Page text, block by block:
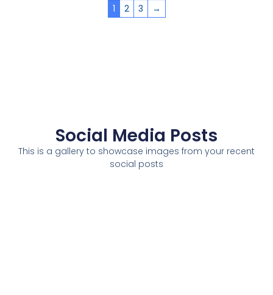
1 2 3 →
Social Media Posts
This is a gallery to showcase images from your recent
social posts